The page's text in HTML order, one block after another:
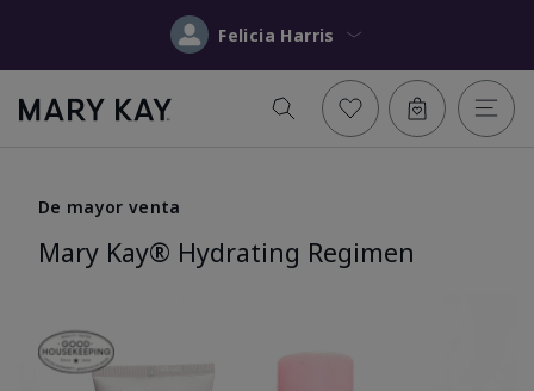
Felicia Harris
De mayor venta
Mary Kay® Hydrating Regimen